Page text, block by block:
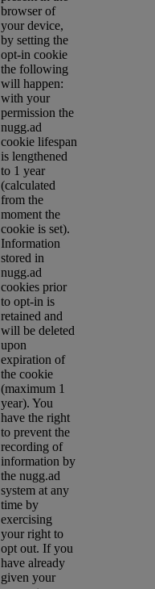
browser of
your device,
by setting the
opt-in cookie
the following
will happen:
with your
permission the
nugg.ad
cookie lifespan
is lengthened
to 1 year
(calculated
from the
moment the
cookie is set).
Information
stored in
nugg.ad
cookies prior
to opt-in is
retained and
will be deleted
upon
expiration of
the cookie
(maximum 1
year). You
have the right
to prevent the
recording of
information by
the nugg.ad
system at any
time by
exercising
your right to
opt out. If you
have already
given your